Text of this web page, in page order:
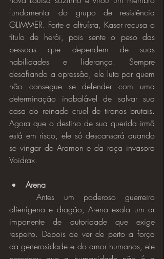
fundamental do grupo de resistência
GLIMMER. Forte e altruísta, Kaser recusa o
título de herói, pois sente o peso das
pessoas que dependem de suas
habilidades e liderança. Sempre
desafiando a opressão, ele luta por quem
não consegue se defender com uma
determinação inabalável de salvar sua
casa do reinado cruel de tiranos brutais.
Agora que o destino de sua querida irmã
está em risco, ele só descansará quando
se vingar de Aramon e da raça invasora
Voidrax.
Arena
	Antes um poderoso guerreiro
alienígena e dragão, Arena exala um ar
imponente de autoridade que exige
respeito. Depois de ver de perto a força
da generosidade e do amor humanos, ele